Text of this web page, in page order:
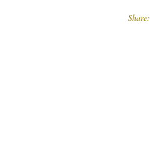
Share: